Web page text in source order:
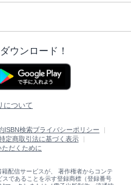
ウンロード！
について
ISBN検索プライバシーポリシー
定商取引法に基づく表示
だくために
配信サービスが、 著作権者からコンテ
であることを示す登録商標（登録番号